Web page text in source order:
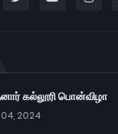
கல்லூரி பொன்விழா
04, 2024